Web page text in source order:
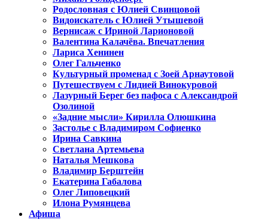
Родословная с Юлией Свинцовой
Видоискатель с Юлией Утышевой
Вернисаж с Ириной Ларионовой
Валентина Калачёва. Впечатления
Лариса Хенинен
Олег Гальченко
Культурный променад с Зоей Арнаутовой
Путешествуем с Лидией Винокуровой
Лазурный Берег без пафоса с Александрой
Озолиной
«Задние мысли» Кирилла Олюшкина
Застолье с Владимиром Софиенко
Ирина Савкина
Светлана Артемьева
Наталья Мешкова
Владимир Берштейн
Екатерина Габалова
Олег Липовецкий
Илона Румянцева
Афиша